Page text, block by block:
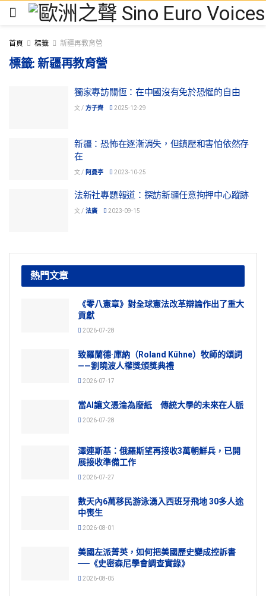
首頁 標籤 新疆再教育營
標籤:新疆再教育營
獨家專訪關恆：在中國沒有免於恐懼的自由
文 / 方子齊 2025-12-29
新疆：恐怖在逐漸消失，但鎮壓和害怕依然存
在
文 / 阿曼亭 2023-10-25
法新社專題報道：探訪新疆任意拘押中心蹤跡
文 / 法廣 2023-09-15
熱門文章
《零八憲章》對全球憲法改革辯論作出了重大
貢獻
2026-07-28
致羅蘭德·庫納（Roland Kühne）牧師的頌詞
——劉曉波人權獎頒獎典禮
2026-07-17
當AI讓文憑淪為廢紙 傳統大學的未來在人脈
2026-07-28
澤連斯基：俄羅斯望再接收3萬朝鮮兵，已開
展接收準備工作
2026-07-27
數天內6萬移民游泳湧入西班牙飛地 30多人途
中喪生
2026-08-01
美國左派菁英，如何把美國歷史變成控訴書
──《史密森尼學會調查實錄》
2026-08-05